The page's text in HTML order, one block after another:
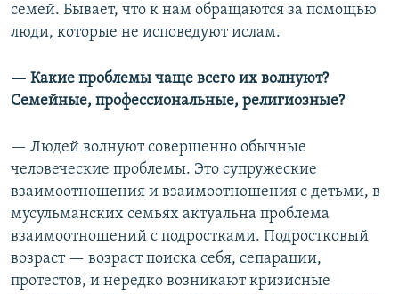
семей. Бывает, что к нам обращаются за помощью
люди, которые не исповедуют ислам.
— Какие проблемы чаще всего их волнуют?
Семейные, профессиональные, религиозные?
— Людей волнуют совершенно обычные
человеческие проблемы. Это супружеские
взаимоотношения и взаимоотношения с детьми, в
мусульманских семьях актуальна проблема
взаимоотношений с подростками. Подростковый
возраст — возраст поиска себя, сепарации,
протестов, и нередко возникают кризисные